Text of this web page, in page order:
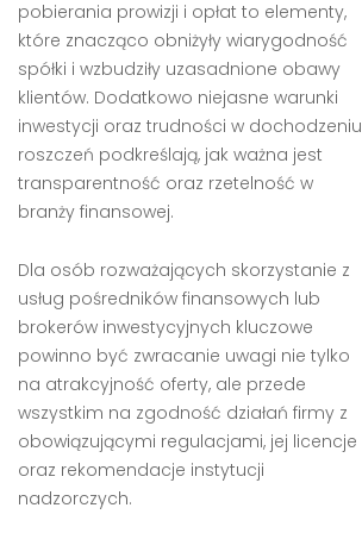
pobierania prowizji i opłat to elementy,
które znacząco obniżyły wiarygodność
spółki i wzbudziły uzasadnione obawy
klientów. Dodatkowo niejasne warunki
inwestycji oraz trudności w dochodzeniu
roszczeń podkreślają, jak ważna jest
transparentność oraz rzetelność w
branży finansowej.
Dla osób rozważających skorzystanie z
usług pośredników finansowych lub
brokerów inwestycyjnych kluczowe
powinno być zwracanie uwagi nie tylko
na atrakcyjność oferty, ale przede
wszystkim na zgodność działań firmy z
obowiązującymi regulacjami, jej licencje
oraz rekomendacje instytucji
nadzorczych.